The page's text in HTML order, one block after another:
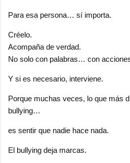
Para esa persona… sí importa.
Créelo.
Acompaña de verdad.
No solo con palabras… con
Y si es necesario, interviene.
Porque muchas veces, lo que más
bullying…
es sentir que nadie hace nada.
El bullying deja marcas.